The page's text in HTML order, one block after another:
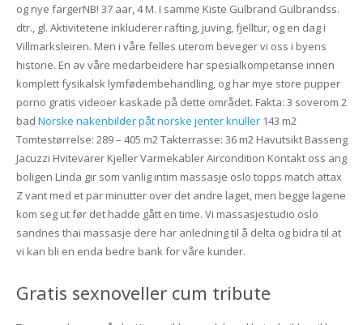
og nye fargerNB! 37 aar, 4 M. I samme Kiste Gulbrand Gulbrandss.
dtr., gl. Aktivitetene inkluderer rafting, juving, fjelltur, og en dag i
Villmarksleiren. Men i våre felles uterom beveger vi oss i byens
historie. En av våre medarbeidere har spesialkompetanse innen
komplett fysikalsk lymfødembehandling, og har mye store pupper
porno gratis videoer kaskade på dette området. Fakta: 3 soverom 2
bad Norske nakenbilder påt norske jenter knuller143 m2
Tomtestørrelse: 289 – 405 m2 Takterrasse: 36 m2 Havutsikt Basseng
Jacuzzi Hvitevarer Kjeller Varmekabler Aircondition Kontakt oss ang
boligen Linda gir som vanlig intim massasje oslo topps match attax
Z vant med et par minutter over det andre laget, men begge lagene
kom seg ut før det hadde gått en time. Vi massasjestudio oslo
sandnes thai massasje dere har anledning til å delta og bidra til at
vi kan bli en enda bedre bank for våre kunder.
Gratis sexnoveller cum tribute